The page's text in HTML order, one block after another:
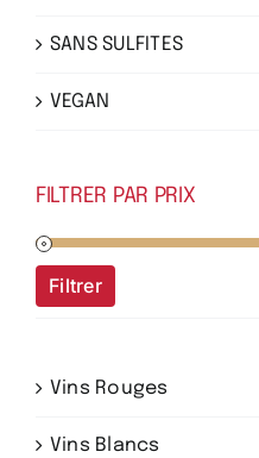
SANS SULFITES
VEGAN
FILTRER PAR PRIX
Filtrer
Vins Rouges
Vins Blancs